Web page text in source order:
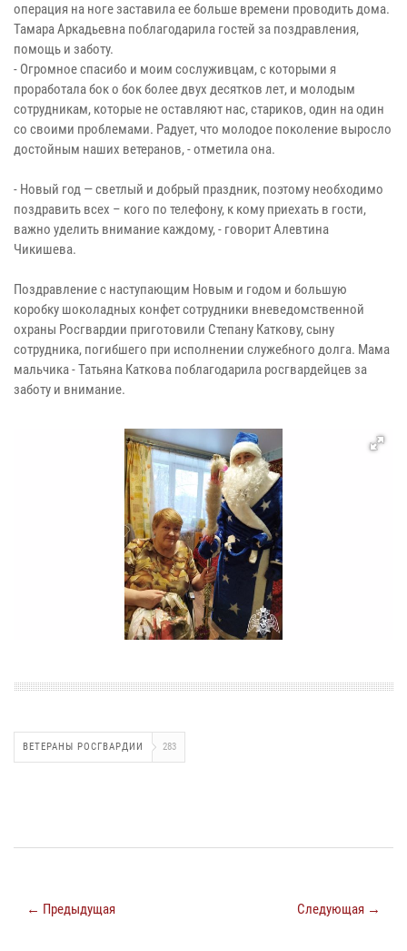
операция на ноге заставила ее больше времени проводить дома.
Тамара Аркадьевна поблагодарила гостей за поздравления,
помощь и заботу.
- Огромное спасибо и моим сослуживцам, с которыми я
проработала бок о бок более двух десятков лет, и молодым
сотрудникам, которые не оставляют нас, стариков, один на один
со своими проблемами. Радует, что молодое поколение выросло
достойным наших ветеранов, - отметила она.
- Новый год — светлый и добрый праздник, поэтому необходимо
поздравить всех – кого по телефону, к кому приехать в гости,
важно уделить внимание каждому, - говорит Алевтина
Чикишева.
Поздравление с наступающим Новым и годом и большую
коробку шоколадных конфет сотрудники вневедомственной
охраны Росгвардии приготовили Степану Каткову, сыну
сотрудника, погибшего при исполнении служебного долга. Мама
мальчика - Татьяна Каткова поблагодарила росгвардейцев за
заботу и внимание.
ВЕТЕРАНЫ РОСГВАРДИИ 283
← Предыдущая Следующая →